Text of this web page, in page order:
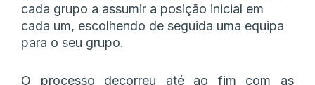
cada grupo a assumir a posição inicial em
cada um, escolhendo de seguida uma equipa
para o seu grupo.
O processo decorreu até ao fim com as